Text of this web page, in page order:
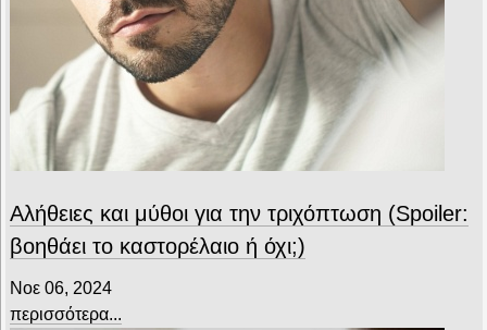
Αλήθειες και μύθοι για την τριχόπτωση (Spoiler:
βοηθάει το καστορέλαιο ή όχι;)
Νοε 06, 2024
περισσότερα...